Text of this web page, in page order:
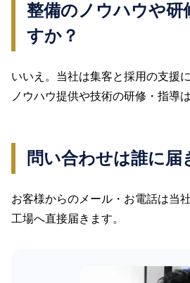
整備のノウハウや研
すか？
いいえ。当社は集客と採用の支援
ノウハウ提供や技術の研修・指導
問い合わせは誰に届
お客様からのメール・お電話は当
工場へ直接届きます。